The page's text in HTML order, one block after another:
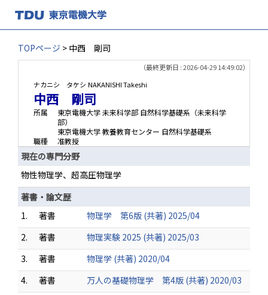
TOPページ > 中西 剛司
（最終更新日 : 2026-04-29 14:49:02）
ナカニシ タケシ NAKANISHI Takeshi
中西 剛司
所属
東京電機大学 未来科学部 自然科学基礎系（未来科学
部）
東京電機大学 教養教育センター 自然科学基礎系
職種
准教授
現在の専門分野
物性物理学、超高圧物理学
著書・論文歴
1.
著書
物理学 第6版 (共著) 2025/04
2.
著書
物理実験 2025 (共著) 2025/03
3.
著書
物理学 (共著) 2020/04
4.
著書
万人の基礎物理学 第4版 (共著) 2020/03